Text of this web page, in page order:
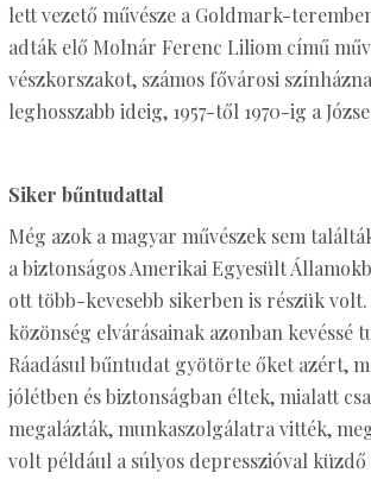
lett vezető művésze a Goldmark-
adták elő Molnár Ferenc Liliom című
vészkorszakot, számos fővárosi
leghosszabb ideig, 1957-től 1970-ig a
Siker bűntudattal
Még azok a magyar művészek sem
a biztonságos Amerikai Egyesült
ott több-kevesebb sikerben is részük volt.
közönség elvárásainak azonban kevéssé
Ráadásul bűntudat gyötörte őket azért,
jólétben és biztonságban éltek, mialatt
megalázták, munkaszolgálatra vitték,
volt például a súlyos depresszióval